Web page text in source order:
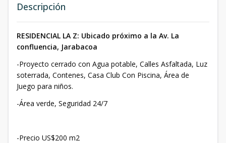
Descripción
RESIDENCIAL LA Z: Ubicado próximo a la Av. La
confluencia, Jarabacoa
-Proyecto cerrado con Agua potable, Calles Asfaltada, Luz
soterrada, Contenes, Casa Club Con Piscina, Área de
Juego para niños.
-Área verde, Seguridad 24/7
-Precio US$200 m2